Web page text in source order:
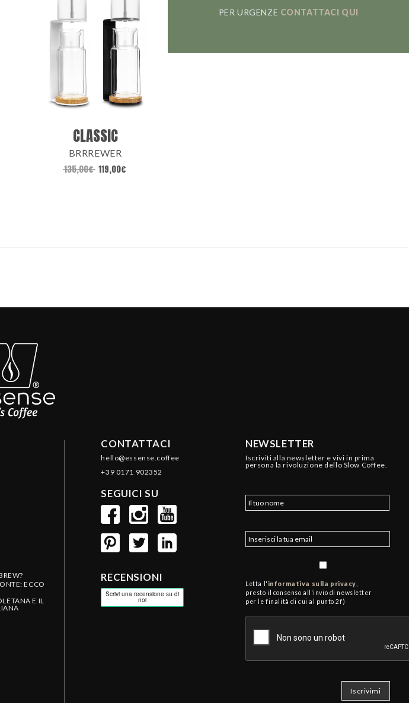
CLASSIC
BRRREWER
135,00€ 119,00€
ECCO
E IL
CONTATTACI
hello@essense.coffee
+39 0171 902352
SEGUICI SU
RECENSIONI
NEWSLETTER
Iscriviti alla newsletter e vivi in prima
persona la rivoluzione dello Slow Coffee.
Letta l'informativa sulla privacy
presto il consenso all'invio di newsletter
per le finalità di cui al punto 2f)
PER URGENZE CONTATTACI QUI